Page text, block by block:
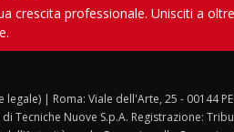
crescita professionale. Unisciti a
| Roma: Viale dell'Arte, 25 - 00144
Nuove S.p.A. Registrazione: